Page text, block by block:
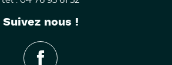
Suivez nous !